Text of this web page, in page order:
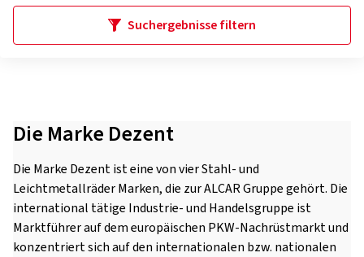
Suchergebnisse filtern
Die Marke Dezent
Die Marke Dezent ist eine von vier Stahl- und
Leichtmetallräder Marken, die zur ALCAR Gruppe gehört. Die
international tätige Industrie- und Handelsgruppe ist
Marktführer auf dem europäischen PKW-Nachrüstmarkt und
konzentriert sich auf den internationalen bzw. nationalen